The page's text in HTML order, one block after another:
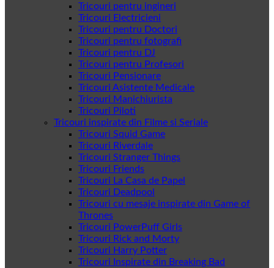
Tricouri pentru ingineri
Tricouri Electricieni
Tricouri pentru Doctori
Tricouri pentru fotografi
Tricouri pentru DJ
Tricouri pentru Profesori
Tricouri Pensionare
Tricouri Asistente Medicale
Tricouri Manichiurista
Tricouri Piloti
Tricouri inspirate din Filme si Seriale
Tricouri Squid Game
Tricouri Riverdale
Tricouri Stranger Things
Tricouri Friends
Tricouri La Casa de Papel
Tricouri Deadpool
Tricouri cu mesaje inspirate din Game of
Thrones
Tricouri PowerPuff Girls
Tricouri Rick and Morty
Tricouri Harry Potter
Tricouri Inspirate din Breaking Bad